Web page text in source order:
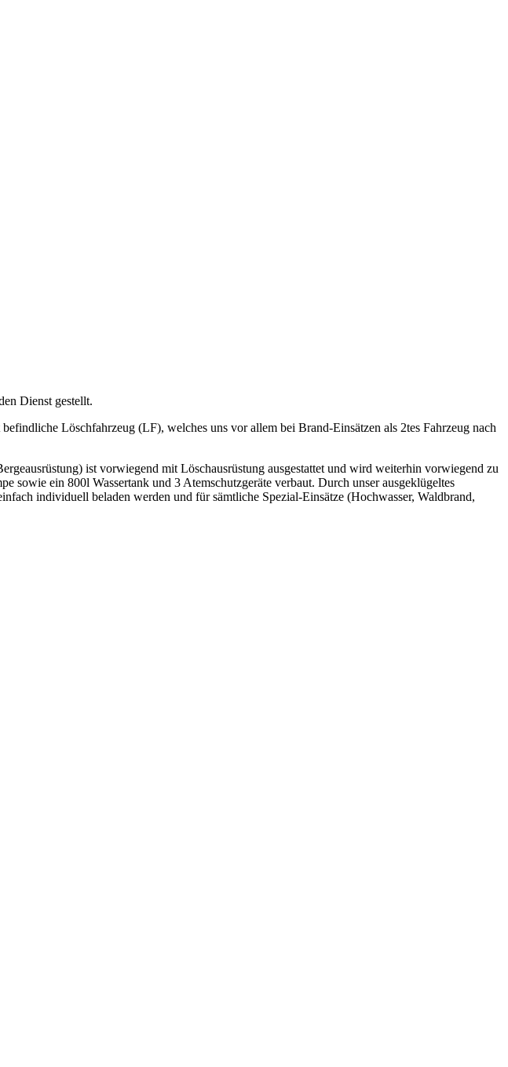
Dienst gestellt.
Löschfahrzeug (LF), welches uns vor allem bei Brand-Einsätzen als 2tes Fahrzeug nach
ist vorwiegend mit Löschausrüstung ausgestattet und wird weiterhin vorwiegend zu
sowie ein 800l Wassertank und 3 Atemschutzgeräte verbaut. Durch unser ausgeklügeltes
individuell beladen werden und für sämtliche Spezial-Einsätze (Hochwasser, Waldbrand,